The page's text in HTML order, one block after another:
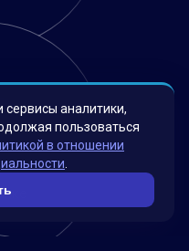
аналитики,
пользоваться
в отношении